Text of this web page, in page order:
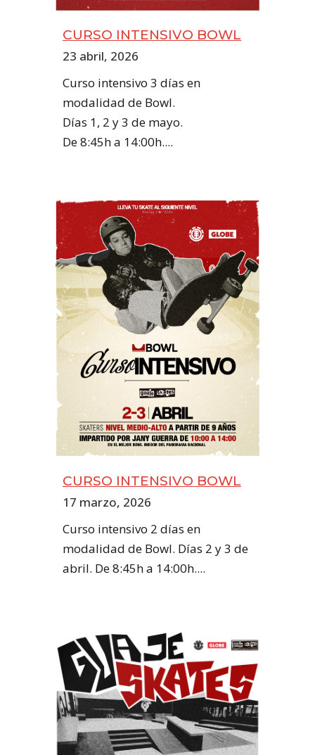
CURSO INTENSIVO BOWL
23 abril, 2026
Curso intensivo 3 días en
modalidad de Bowl.
Días 1, 2 y 3 de mayo.
De 8:45h a 14:00h....
CURSO INTENSIVO BOWL
17 marzo, 2026
Curso intensivo 2 días en
modalidad de Bowl. Días 2 y 3 de
abril. De 8:45h a 14:00h....